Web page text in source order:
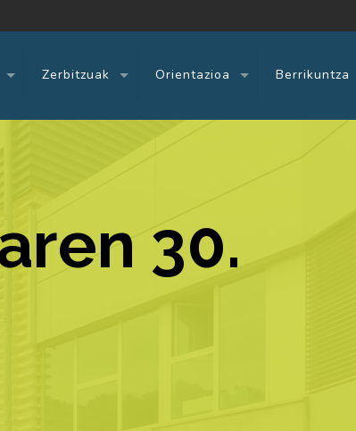
Zerbitzuak Orientazioa Berrikuntza
30.